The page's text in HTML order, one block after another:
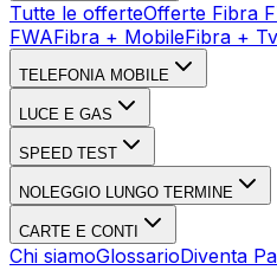
Tutte le offerteOfferte Fibra
FWAFibra + MobileFibra + Tv
TELEFONIA MOBILE
LUCE E GAS
SPEED TEST
NOLEGGIO LUNGO TERMINE
CARTE E CONTI
Chi siamoGlossarioDiventa